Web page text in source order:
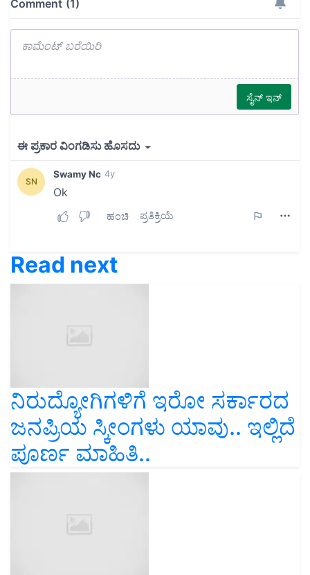
Read next
ನಿರುದ್ಯೋಗಿಗಳಿಗೆ ಇರೋ ಸರ್ಕಾರದ
ಜನಪ್ರಿಯ ಸ್ಕೀಂಗಳು ಯಾವು.. ಇಲ್ಲಿದೆ
ಪೂರ್ಣ ಮಾಹಿತಿ..